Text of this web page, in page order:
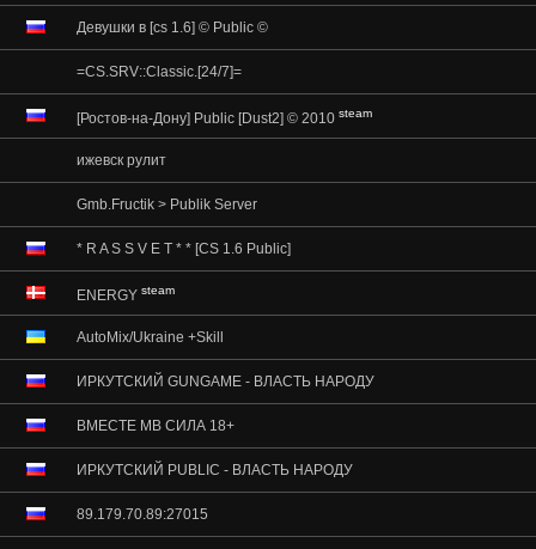
Девушки в [cs 1.6] © Public ©
=CS.SRV::Classic.[24/7]=
[Ростов-на-Дону] Public [Dust2] © 2010 steam
ижевск рулит
Gmb.Fructik > Publik Server
* R A S S V E T * * [CS 1.6 Public]
ENERGY steam
AutoMix/Ukraine +Skill
ИРКУТСКИЙ GUNGAME - ВЛАСТЬ НАРОДУ
ВМЕСТЕ МВ СИЛА 18+
ИРКУТСКИЙ PUBLIC - ВЛАСТЬ НАРОДУ
89.179.70.89:27015